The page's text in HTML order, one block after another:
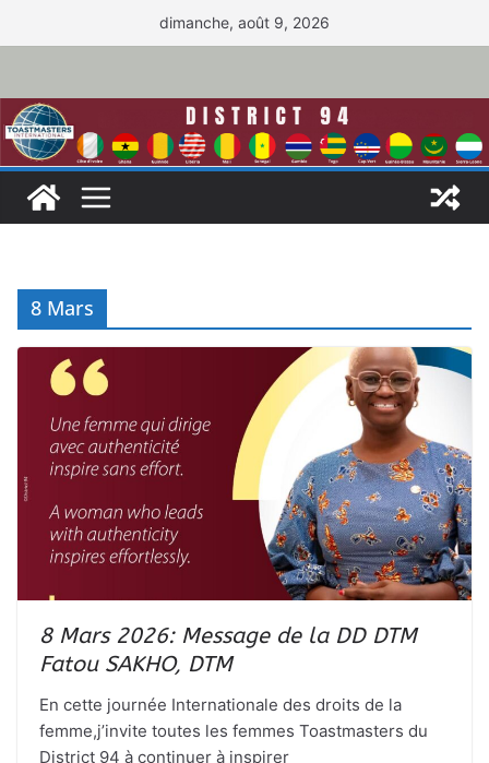
dimanche, août 9, 2026
8 Mars
8 Mars 2026: Message de la DD DTM
Fatou SAKHO, DTM
En cette journée Internationale des droits de la
femme,j’invite toutes les femmes Toastmasters du
District 94 à continuer à inspirer